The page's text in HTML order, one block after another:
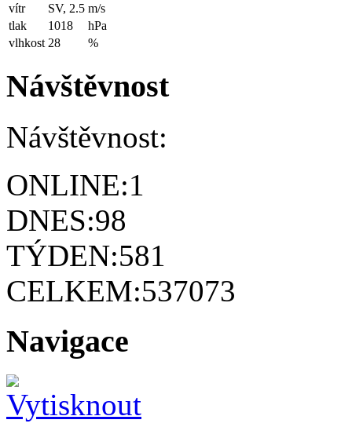
vítr SV, 2.5 m/s
tlak
1018
hPa
vlhkost 28 %
Návštěvnost
Návštěvnost:
ONLINE:1
DNES:98
TÝDEN:581
CELKEM:537073
Navigace